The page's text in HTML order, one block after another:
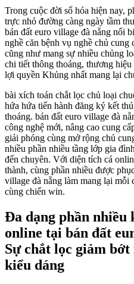
Trong cuộc đời số hóa hiện nay,
trực nhỏ đường càng ngày tầm
bán đất euro village đà nẵng nổi
nghề căn bệnh vụ nghề chủ cung
cũng như mang sự nhiều chủng
chi tiết thông thoáng, thương
lợi quyền Khủng nhất mang lại
bài xích toán chắt lọc chủ loại
hứa hứa tiến hành đăng ký kết
thoáng. bán đất euro village đà
công nghệ mới, nâng cao cung
giải phóng cùng mở rộng chủ
nhiều phần nhiều tầng lớp gia
đến chuyên. Với diện tích cá
thành, cùng phần nhiều được
village đà nẵng làm mang lại mỗi
cùng chiến win.
Đa dạng phần nhiều
online tại bán đất
Sự chắt lọc giảm
kiểu dáng